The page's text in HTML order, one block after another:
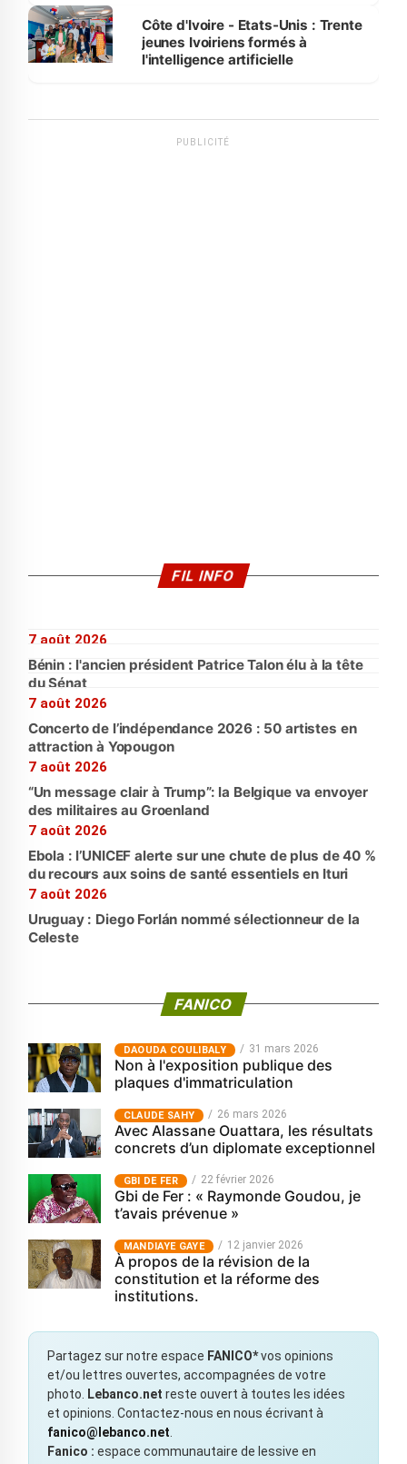
Côte d'Ivoire - Etats-Unis : Trente
jeunes Ivoiriens formés à
l'intelligence artificielle
PUBLICITÉ
FIL INFO
7 août 2026
Bénin : l'ancien président Patrice Talon élu à la tête
du Sénat
7 août 2026
Concerto de l’indépendance 2026 : 50 artistes en
attraction à Yopougon
7 août 2026
“Un message clair à Trump”: la Belgique va envoyer
des militaires au Groenland
7 août 2026
Ebola : l’UNICEF alerte sur une chute de plus de 40 %
du recours aux soins de santé essentiels en Ituri
7 août 2026
Uruguay : Diego Forlán nommé sélectionneur de la
Celeste
FANICO
‎DAOUDA COULIBALY 31 mars 2026
Non à l'exposition publique des
plaques d'immatriculation
CLAUDE SAHY 26 mars 2026
Avec Alassane Ouattara, les résultats
concrets d’un diplomate exceptionnel
GBI DE FER 22 février 2026
Gbi de Fer : « Raymonde Goudou, je
t’avais prévenue »
MANDIAYE GAYE 12 janvier 2026
À propos de la révision de la
constitution et la réforme des
institutions.
Partagez sur notre espace FANICO*vos opinions
et/ou lettres ouvertes, accompagnées de votre
photo.
Lebanco.net reste ouvert à toutes les idées
et opinions. Contactez-nous en nous écrivant à
fanico@lebanco.net
Fanico : espace communautaire de lessive en